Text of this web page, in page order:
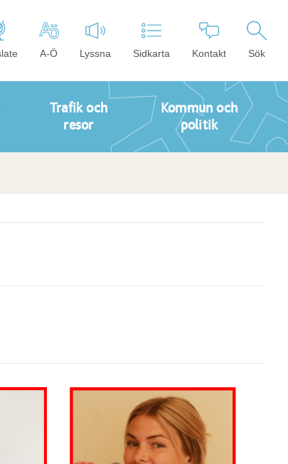
A-Ö Lyssna Sidkarta Kontakt Sök
Trafik och
resor
Kommun och
politik